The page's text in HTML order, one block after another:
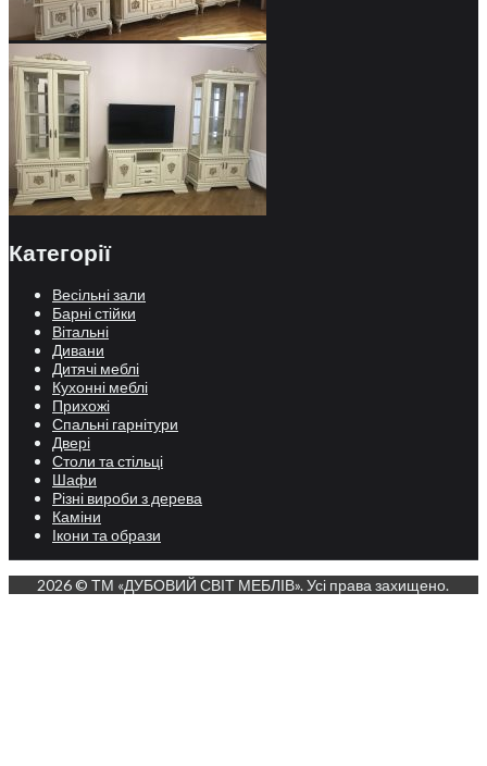
Категорії
Весільні зали
Барні стійки
Вітальні
Дивани
Дитячі меблі
Кухонні меблі
Прихожі
Спальні гарнітури
Двері
Столи та стільці
Шафи
Різні вироби з дерева
Каміни
Ікони та образи
2026 © ТМ «ДУБОВИЙ СВІТ МЕБЛІВ». Усі права захищено.